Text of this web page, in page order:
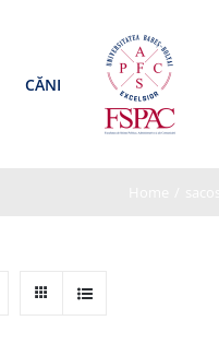
CĂNI